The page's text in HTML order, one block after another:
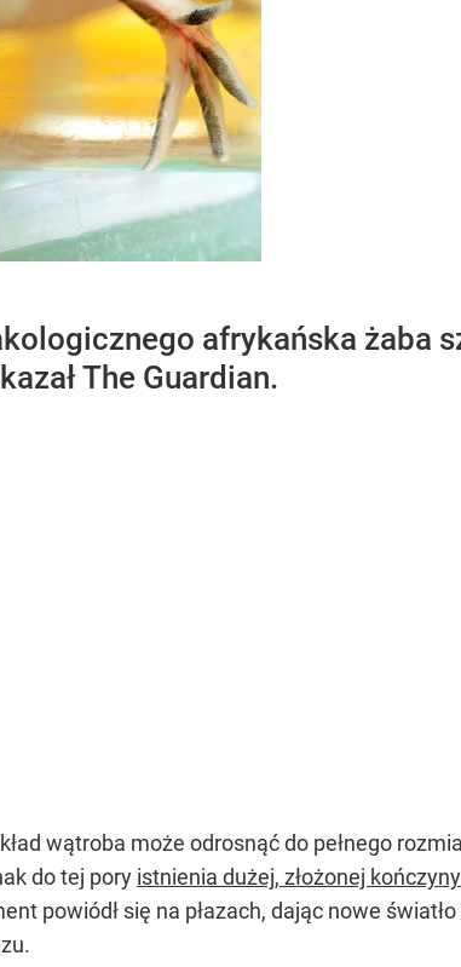
afrykańska żaba
The Guardian.
wątroba może odrosnąć do pełnego
do tej pory istnienia dużej, złożonej kończyny
powiódł się na płazach, dając nowe